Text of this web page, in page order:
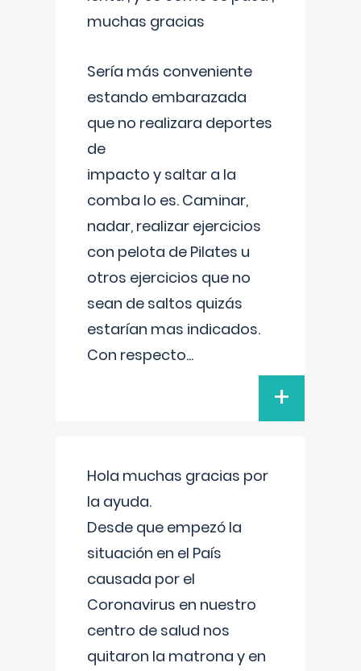
muchas gracias
Sería más conveniente
estando embarazada
que no realizara deportes
de
impacto y saltar a la
comba lo es. Caminar,
nadar, realizar ejercicios
con pelota de Pilates u
otros ejercicios que no
sean de saltos quizás
estarían mas indicados.
Con respecto...
+
Hola muchas gracias por
la ayuda.
Desde que empezó la
situación en el País
causada por el
Coronavirus en nuestro
centro de salud nos
quitaron la matrona y en